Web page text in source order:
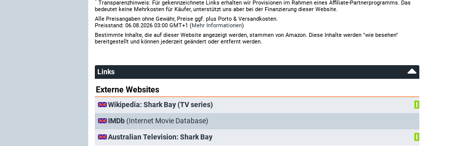
Transparenzhinweis: Für gekennzeichnete Links erhalten wir Provisionen im Rahmen eines Affiliate-Partnerprogramms. Das
bedeutet keine Mehrkosten für Käufer, unterstützt uns aber bei der Finanzierung dieser Website.
Alle Preisangaben ohne Gewähr, Preise ggf. plus Porto & Versandkosten.
Preisstand: 06.08.2026 03:00 GMT+1 (Mehr Informationen)
Bestimmte Inhalte, die auf dieser Website angezeigt werden, stammen von Amazon. Diese Inhalte werden "wie besehen"
bereitgestellt und können jederzeit geändert oder entfernt werden.
Links
Externe Websites
Wikipedia: Shark Bay (TV series)
I
IMDb (Internet Movie Database)
Australian Television: Shark Bay
I